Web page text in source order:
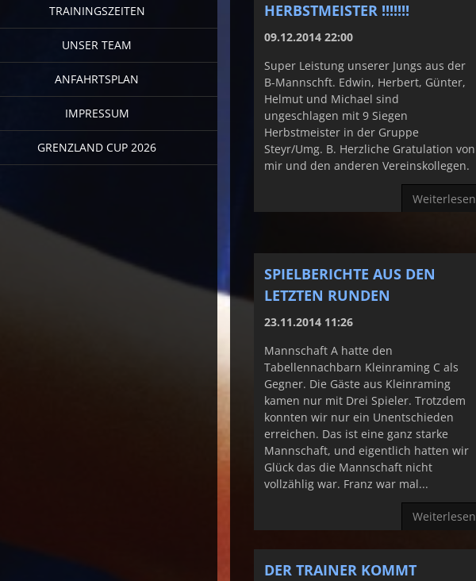
TRAININGSZEITEN
UNSER TEAM
ANFAHRTSPLAN
IMPRESSUM
GRENZLAND CUP 2026
HERBSTMEISTER !!!!!!!
09.12.2014 22:00
Super Leistung unserer Jungs aus der
B-Mannschft. Edwin, Herbert, Günter,
Helmut und Michael sind
ungeschlagen mit 9 Siegen
Herbstmeister in der Gruppe
Steyr/Umg. B. Herzliche Gratulation von
mir und den anderen Vereinskollegen.
Weiterlesen
SPIELBERICHTE AUS DEN
LETZTEN RUNDEN
23.11.2014 11:26
Mannschaft A hatte den
Tabellennachbarn Kleinraming C als
Gegner. Die Gäste aus Kleinraming
kamen nur mit Drei Spieler. Trotzdem
konnten wir nur ein Unentschieden
erreichen. Das ist eine ganz starke
Mannschaft, und eigentlich hatten wir
Glück das die Mannschaft nicht
vollzählig war. Franz war mal...
Weiterlesen
DER TRAINER KOMMT